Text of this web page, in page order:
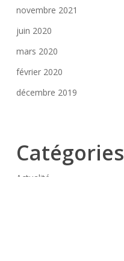
novembre 2021
juin 2020
mars 2020
février 2020
décembre 2019
Catégories
Actualité